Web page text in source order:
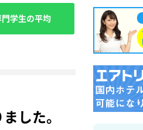
学生の平均
した。